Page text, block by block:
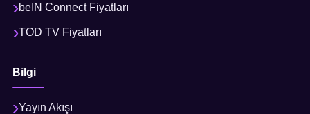
beIN Connect Fiyatları
TOD TV Fiyatları
Bilgi
Yayın Akışı